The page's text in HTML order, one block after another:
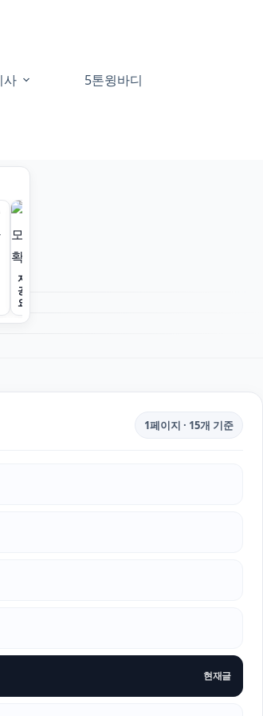
사 5톤윙바디
지입회사 정보와 모집
공고를 빠르게 확인하세
요
1페이지 · 15개 기준
현재글